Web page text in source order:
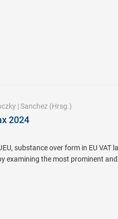
| Sanchez(Hrsg.)
2024
substance over form in EU
examining the most prominent